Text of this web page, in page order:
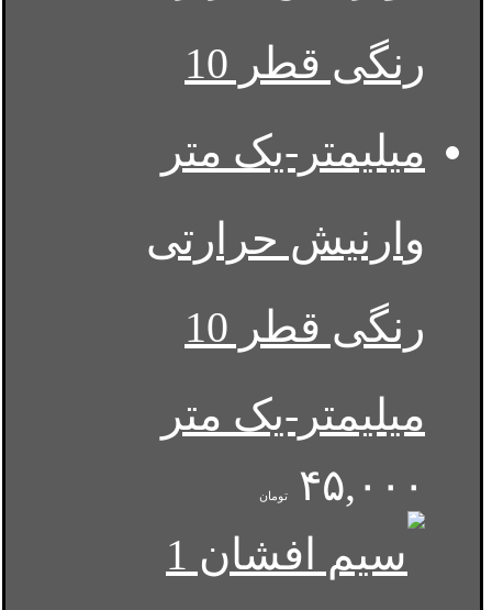
وارنیش حرارتی
رنگی قطر 10
میلیمتر-یک متر
۴۵,۰۰۰
تومان